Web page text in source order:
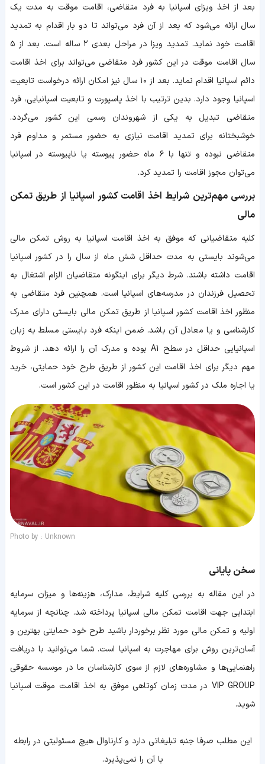
بعد از اخذ ویزای اسپانیا به فرد متقاضی، اقامت موقت به مدت یک
سال ارائه می‌شود که بعد از آن فرد می‌تواند تا دو بار اقدام به تمدید
اقامت خود نماید. تمدید ویزا در مراحل بعدی ۲ ساله است. بعد از ۵
سال اقامت موقت در این کشور فرد متقاضی می‌تواند برای اخذ اقامت
دائم اسپانیا اقدام نماید. بعد از ۱۰ سال نیز امکان ارائه درخواست تابعیت
اسپانیا وجود دارد. بدین ترتیب با اخذ پاسپورت و تابعیت اسپانیایی، فرد
متقاضی تبدیل به یکی از شهروندان رسمی این کشور می‌گردد.
خوشبختانه برای تمدید اقامت نیازی به حضور مستمر و مداوم فرد
متقاضی نبوده و تنها با ۶ ماه حضور پیوسته یا ناپیوسته در اسپانیا
می‌توان مجوز اقامت را تمدید کرد.
بررسی مهم‌ترین شرایط اخذ اقامت کشور اسپانیا از طریق تمکن
مالی
کلیه متقاضیانی که موفق به اخذ اقامت اسپانیا به روش تمکن مالی
می‌شوند بایستی به مدت حداقل شش ماه از سال را در کشور اسپانیا
اقامت داشته باشند. شرط دیگر برای اینگونه متقاضیان الزام اشتغال به
تحصیل فرزندان در مدرسه‌های اسپانیا است. همچنین فرد متقاضی به
منظور اخذ اقامت کشور اسپانیا از طریق تمکن مالی بایستی دارای مدرک
کارشناسی و یا معادل آن باشد. ضمن اینکه فرد بایستی مسلط به زبان
اسپانیایی حداقل در سطح A1 بوده و مدرک آن را ارائه دهد. از شروط
مهم دیگر برای اخذ اقامت این کشور از طریق طرح خود حمایتی، خرید
یا اجاره ملک در کشور اسپانیا به منظور اقامت در این کشور است.
Photo by : Unknown
سخن پایانی
در این مقاله به بررسی کلیه شرایط، مدارک، هزینه‌ها و میزان سرمایه
ابتدایی جهت اقامت تمکن مالی اسپانیا پرداخته شد. چنانچه از سرمایه
اولیه و تمکن مالی مورد نظر برخوردار باشید طرح خود حمایتی بهترین و
آسان‌ترین روش برای مهاجرت به اسپانیا است. شما می‌توانید با دریافت
راهنمایی‌ها و مشاوره‌های لازم از سوی کارشناسان ما در موسسه حقوقی
VIP GROUP در مدت زمان کوتاهی موفق به اخذ اقامت موقت اسپانیا
شوید.
اين مطلب صرفا جنبه تبليغاتي دارد و کارناوال هيچ مسئوليتي در رابطه
با آن را نمي‌پذيرد.